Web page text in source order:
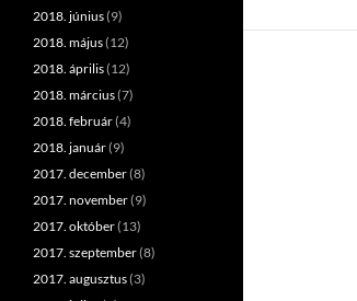
2018. június(9)
2018. május(12)
2018. április(12)
2018. március(7)
2018. február(4)
2018. január(9)
2017. december(8)
2017. november(9)
2017. október(13)
2017. szeptember(8)
2017. augusztus(3)